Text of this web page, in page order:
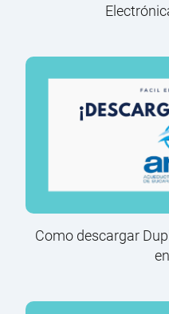
Como descargar